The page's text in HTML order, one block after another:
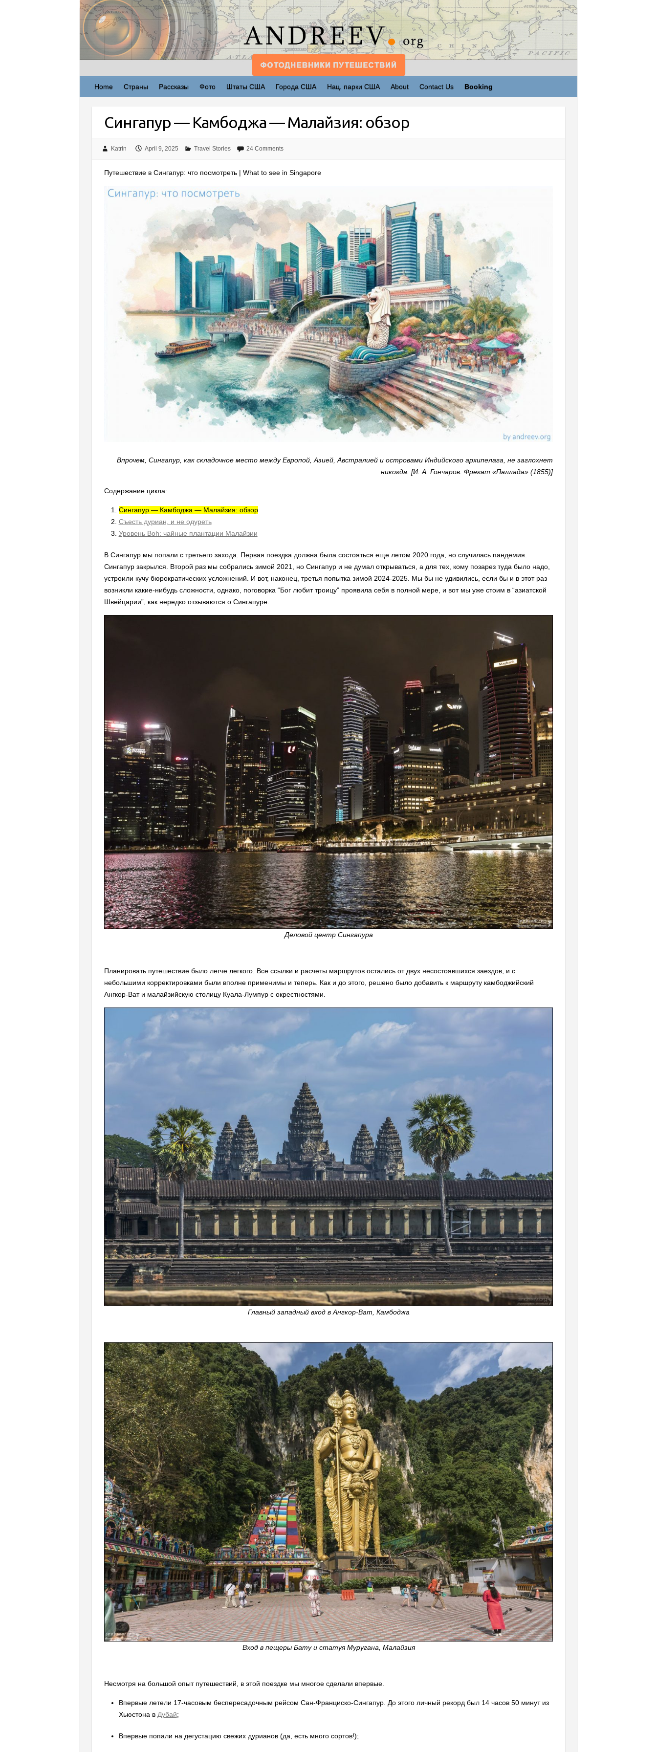
Home Страны Рассказы Фото Штаты США Города США Нац. парки США About Contact Us Booking
Сингапур — Камбоджа — Малайзия: обзор
Katrin April 9, 2025 Travel Stories 24 Comments
Путешествие в Сингапур: что посмотреть | What to see in Singapore
Впрочем, Сингапур, как складочное место между Европой, Азией, Австралией и островами Индийского архипелага, не заглохнет
никогда. [И. А. Гончаров. Фрегат «Паллада» (1855)]
Содержание цикла:
Сингапур — Камбоджа — Малайзия: обзор
Съесть дуриан, и не одуреть
Уровень Boh: чайные плантации Малайзии
В Сингапур мы попали с третьего захода. Первая поездка должна была состояться еще летом 2020 года, но случилась пандемия.
Сингапур закрылся. Второй раз мы собрались зимой 2021, но Сингапур и не думал открываться, а для тех, кому позарез туда было надо,
устроили кучу бюрократических усложнений. И вот, наконец, третья попытка зимой 2024-2025. Мы бы не удивились, если бы и в этот раз
возникли какие-нибудь сложности, однако, поговорка “Бог любит троицу” проявила себя в полной мере, и вот мы уже стоим в “азиатской
Швейцарии”, как нередко отзываются о Сингапуре.
Деловой центр Сингапура
Планировать путешествие было легче легкого. Все ссылки и расчеты маршрутов остались от двух несостоявшихся заездов, и с
небольшими корректировками были вполне применимы и теперь. Как и до этого, решено было добавить к маршруту камбоджийский
Ангкор-Ват и малайзийскую столицу Куала-Лумпур с окрестностями.
Главный западный вход в Ангкор-Ват, Камбоджа
Вход в пещеры Бату и статуя Муругана, Малайзия
Несмотря на большой опыт путешествий, в этой поездке мы многое сделали впервые.
Впервые летели 17-часовым беспересадочным рейсом Сан-Франциско-Сингапур. До этого личный рекорд был 14 часов 50 минут из
Хьюстона в Дубай;
Впервые попали на дегустацию свежих дурианов (да, есть много сортов!);